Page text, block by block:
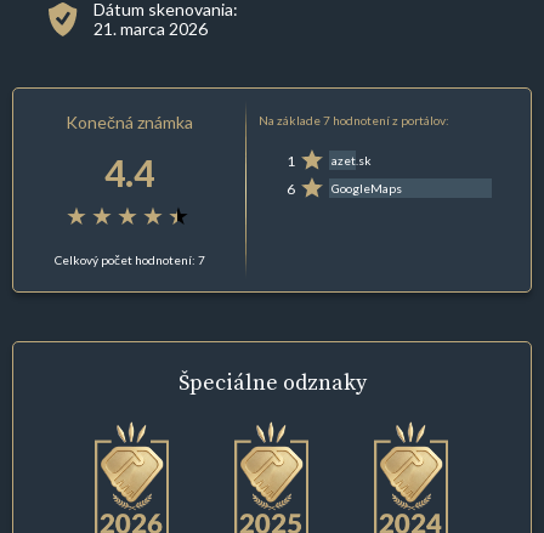
Dátum skenovania:
21. marca 2026
Konečná známka
4.4
Celkový počet hodnotení: 7
Na základe 7 hodnotení z portálov:
1 azet.sk
6 GoogleMaps
Špeciálne odznaky